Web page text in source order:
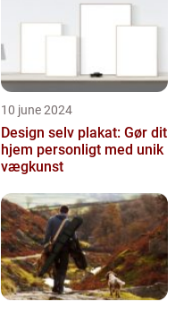
10 june 2024
Design selv plakat: Gør dit
hjem personligt med unik
vægkunst